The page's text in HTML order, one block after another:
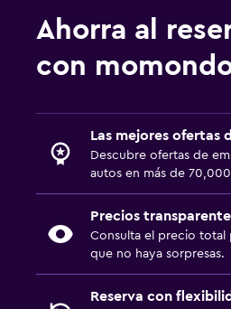
Ahorra al
con
Las mejores ofertas
Descubre ofertas de
autos en más de
Precios
Consulta el precio total
que no haya sorpresas.
Reserva con